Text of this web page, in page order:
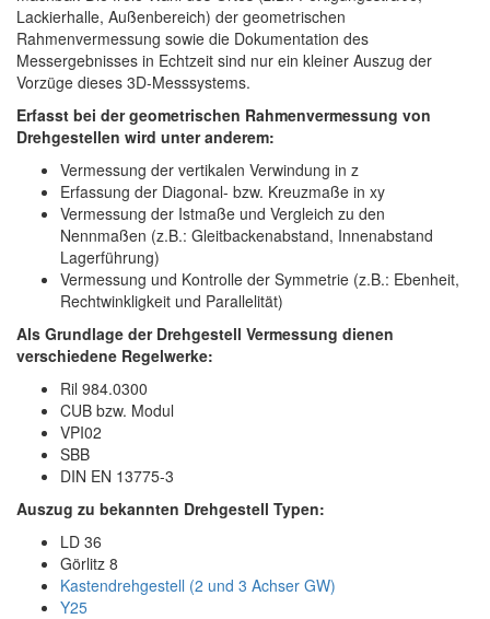
Lackierhalle, Außenbereich) der geometrischen
Rahmenvermessung sowie die Dokumentation des
Messergebnisses in Echtzeit sind nur ein kleiner Auszug der
Vorzüge dieses 3D-Messsystems.
Erfasst bei der geometrischen Rahmenvermessung von
Drehgestellen wird unter anderem:
Vermessung der vertikalen Verwindung in z
Erfassung der Diagonal- bzw. Kreuzmaße in xy
Vermessung der Istmaße und Vergleich zu den
Nennmaßen (z.B.: Gleitbackenabstand, Innenabstand
Lagerführung)
Vermessung und Kontrolle der Symmetrie (z.B.: Ebenheit,
Rechtwinkligkeit und Parallelität)
Als Grundlage der Drehgestell Vermessung dienen
verschiedene Regelwerke:
Ril 984.0300
CUB bzw. Modul
VPI02
SBB
DIN EN 13775-3
Auszug zu bekannten Drehgestell Typen:
LD 36
Görlitz 8
Kastendrehgestell (2 und 3 Achser GW)
Y25